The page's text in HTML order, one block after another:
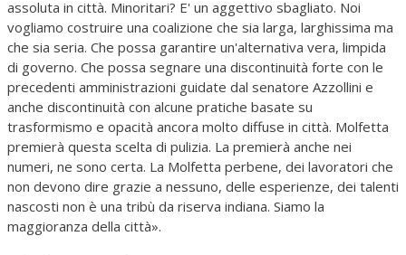
assoluta in città. Minoritari? E' un aggettivo sbagliato. Noi
vogliamo costruire una coalizione che sia larga, larghissima ma
che sia seria. Che possa garantire un'alternativa vera, limpida
di governo. Che possa segnare una discontinuità forte con le
precedenti amministrazioni guidate dal senatore Azzollini e
anche discontinuità con alcune pratiche basate su
trasformismo e opacità ancora molto diffuse in città. Molfetta
premierà questa scelta di pulizia. La premierà anche nei
numeri, ne sono certa. La Molfetta perbene, dei lavoratori che
non devono dire grazie a nessuno, delle esperienze, dei talenti
nascosti non è una tribù da riserva indiana. Siamo la
maggioranza della città».